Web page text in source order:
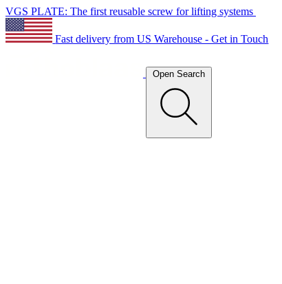
VGS PLATE: The first reusable screw for lifting systems
Fast delivery from US Warehouse - Get in Touch
Open Search